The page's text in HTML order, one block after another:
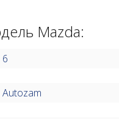
Mazda:
6
Autozam